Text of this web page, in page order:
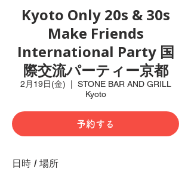
Kyoto Only 20s & 30s
Make Friends
International Party 国
際交流パーティー京都
2月19日(金)
STONE BAR AND GRILL
Kyoto
予約する
日時 / 場所